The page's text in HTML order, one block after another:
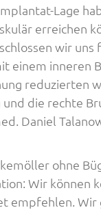
Lage
erreichen
wir uns
einem inneren
reduzierten
und die rechte
Daniel
ohne
Wir können
empfehlen. Wir